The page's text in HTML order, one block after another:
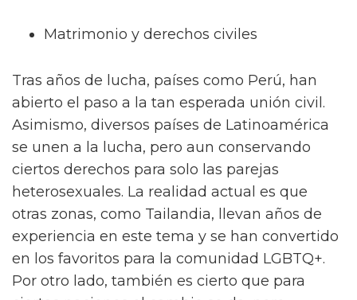
Matrimonio y derechos civiles
Tras años de lucha, países como Perú, han
abierto el paso a la tan esperada unión civil.
Asimismo, diversos países de Latinoamérica
se unen a la lucha, pero aun conservando
ciertos derechos para solo las parejas
heterosexuales. La realidad actual es que
otras zonas, como Tailandia, llevan años de
experiencia en este tema y se han convertido
en los favoritos para la comunidad LGBTQ+.
Por otro lado, también es cierto que para